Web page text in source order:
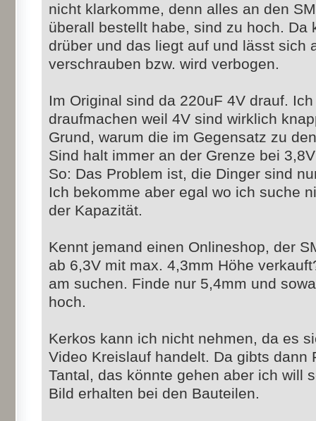
nicht klarkomme, denn alles an den
überall bestellt habe, sind zu hoch. Da
drüber und das liegt auf und lässt sich
verschrauben bzw. wird verbogen.
Im Original sind da 220uF 4V drauf.
draufmachen weil 4V sind wirklich
Grund, warum die im Gegensatz zu
Sind halt immer an der Grenze bei 3,8V
So: Das Problem ist, die Dinger sind
Ich bekomme aber egal wo ich suche
der Kapazität.
Kennt jemand einen Onlineshop, der
ab 6,3V mit max. 4,3mm Höhe
am suchen. Finde nur 5,4mm und
hoch.
Kerkos kann ich nicht nehmen, da es
Video Kreislauf handelt. Da gibts dann
Tantal, das könnte gehen aber ich will
Bild erhalten bei den Bauteilen.